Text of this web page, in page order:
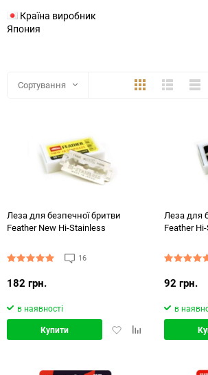
Країна виробник
Япония
Сортування ПлиткаДетально
Леза для безпечної бритви
Feather New Hi-Stainless
16
182 грн.
в наявності
ДодатиДодати
Купити
Леза для
Feather
92 грн.
в